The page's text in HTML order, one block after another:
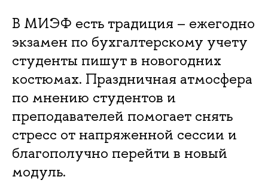
В МИЭФ есть традиция – ежегодно
экзамен по бухгалтерскому учету
студенты пишут в новогодних
костюмах. Праздничная атмосфера
по мнению студентов и
преподавателей помогает снять
стресс от напряженной сессии и
благополучно перейти в новый
модуль.